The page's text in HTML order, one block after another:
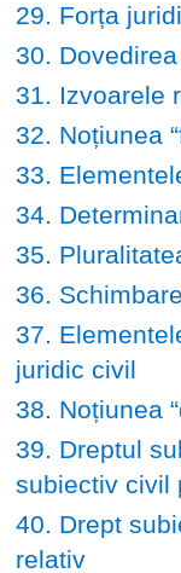
29. Forța
30.
31. Izvoarele
32. Noțiunea
33.
34.
35.
36.
37.
juridic civil
38. Noțiunea
39. Dreptul
subiectiv civil
40. Drept
relativ